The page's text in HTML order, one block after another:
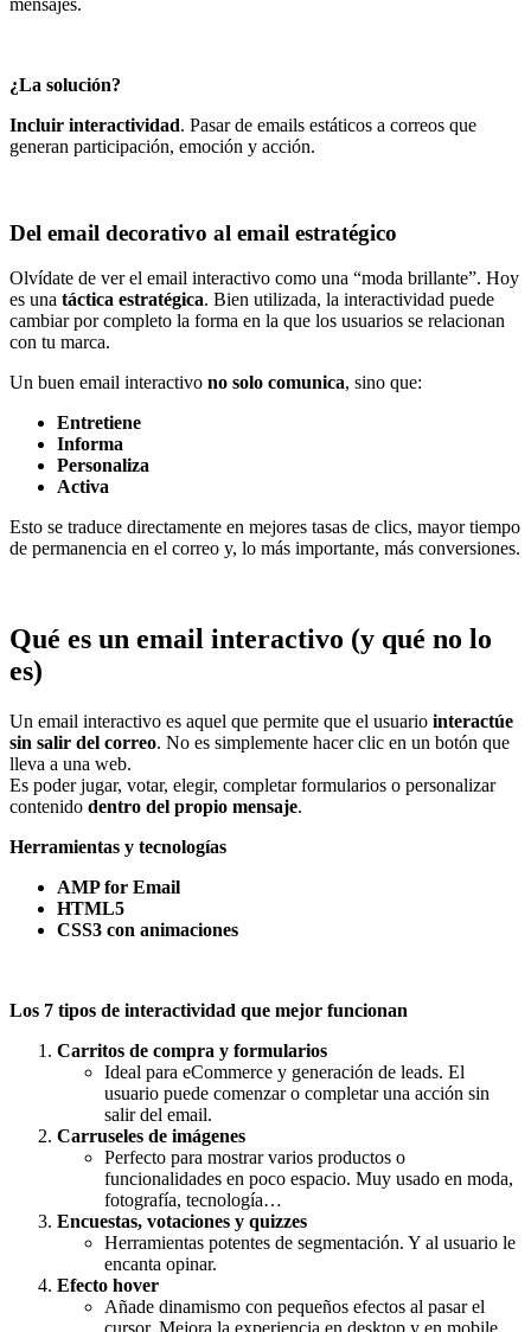
¿La solución?
Incluir interactividad. Pasar de emails estáticos a correos que
generan participación, emoción y acción.
Del email decorativo al email estratégico
Olvídate de ver el email interactivo como una “moda brillante”. Hoy
es una táctica estratégica. Bien utilizada, la interactividad puede
cambiar por completo la forma en la que los usuarios se relacionan
con tu marca.
Un buen email interactivo no solo comunica, sino que:
Entretiene
Informa
Personaliza
Activa
Esto se traduce directamente en mejores tasas de clics, mayor tiempo
de permanencia en el correo y, lo más importante, más conversiones.
Qué es un email interactivo (y qué no lo
es)
Un email interactivo es aquel que permite que el usuario interactúe
sin salir del correo. No es simplemente hacer clic en un botón que
lleva a una web.
Es poder jugar, votar, elegir, completar formularios o personalizar
contenido dentro del propio mensaje.
Herramientas y tecnologías
AMP for Email
HTML5
CSS3 con animaciones
Los 7 tipos de interactividad que mejor funcionan
Carritos de compra y formularios
Ideal para eCommerce y generación de leads. El
usuario puede comenzar o completar una acción sin
salir del email.
Carruseles de imágenes
Perfecto para mostrar varios productos o
funcionalidades en poco espacio. Muy usado en moda,
fotografía, tecnología…
Encuestas, votaciones y quizzes
Herramientas potentes de segmentación. Y al usuario le
encanta opinar.
Efecto hover
Añade dinamismo con pequeños efectos al pasar el
cursor. Mejora la experiencia en desktop y en mobile.